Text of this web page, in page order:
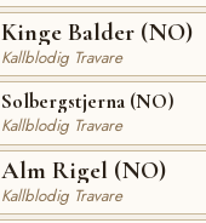
Kinge Balder (NO)
Kallblodig Travare
Solbergstjerna (NO)
Kallblodig Travare
Alm Rigel (NO)
Kallblodig Travare